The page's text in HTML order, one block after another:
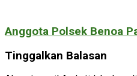
Anggota Polsek Benoa
Tinggalkan Balasan